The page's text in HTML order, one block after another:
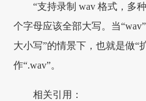
“支持录制 wav 格式，多
个字母应该全部大写。当
大小写”的情景下，也就是做“
作“.wav”。
相关引用：